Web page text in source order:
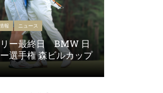
報 ニュース
ー最終日 BMW 日
選手権 森ビルカップ